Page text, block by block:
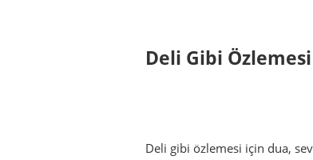
Deli Gibi
Deli gibi özlemesi için dua,